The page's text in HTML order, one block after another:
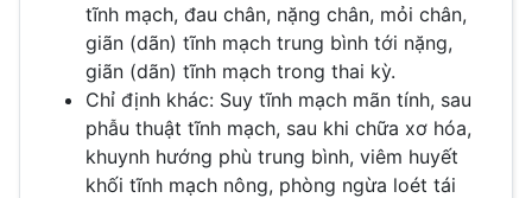
tĩnh mạch, đau chân, nặng chân, mỏi chân,
giãn (dãn) tĩnh mạch trung bình tới nặng,
giãn (dãn) tĩnh mạch trong thai kỳ.
Chỉ định khác: Suy tĩnh mạch mãn tính, sau
phẫu thuật tĩnh mạch, sau khi chữa xơ hóa,
khuynh hướng phù trung bình, viêm huyết
khối tĩnh mạch nông, phòng ngừa loét tái